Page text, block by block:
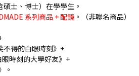
士、博士）在學學生。
系列商品 + 配鏡 。（非聯名商品）
不得的白眼時刻》+
眼時刻的大學好友》+
。